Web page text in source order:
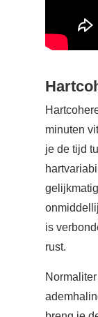
minuten
je de tijd
is
rust.